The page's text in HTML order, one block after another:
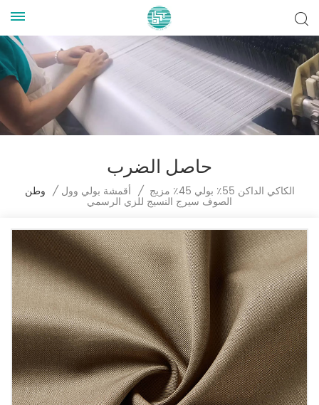
حاصل الضرب
وطن / أقمشة بولي وول / الكاكي الداكن 55٪ بولي 45٪ مزيج
الصوف سيرج النسيج للزي الرسمي